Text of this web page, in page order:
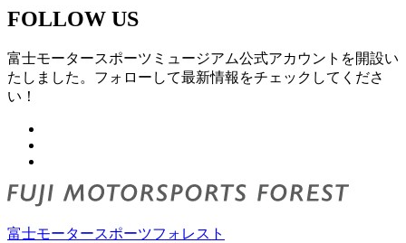
FOLLOW US
富士モータースポーツミュージアム公式アカウントを開設い
たしました。フォローして最新情報をチェックしてくださ
い！
富士モータースポーツフォレスト